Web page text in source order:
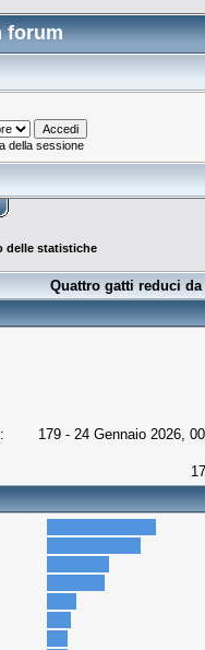
forum
della sessione
delle statistiche
Quattro gatti reduci
179 - 24 Gennaio 2026,